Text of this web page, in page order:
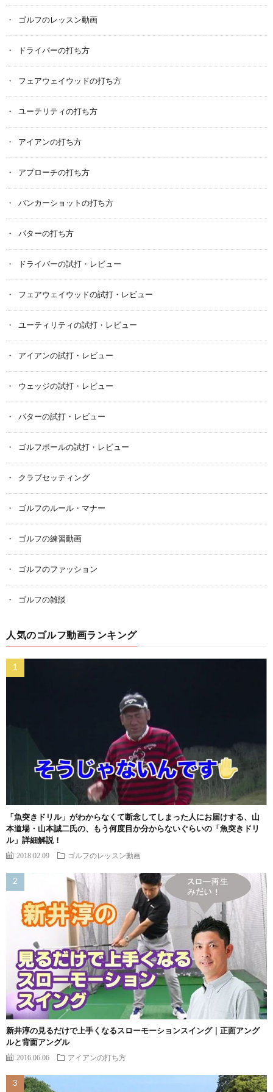
ゴルフのレッスン動画
ドライバーの打ち方
フェアウェイウッドの打ち方
ユーテリティの打ち方
アイアンの打ち方
アプローチの打ち方
バンカーショットの打ち方
パターの打ち方
ドライバーの試打・レビュー
フェアウェイウッドの試打・レビュー
ユーティリティの試打・レビュー
アイアンの試打・レビュー
ウェッジの試打・レビュー
パターの試打・レビュー
ゴルフボールの試打・レビュー
クラブセッティング
ゴルフのルール・マナー
ゴルフの練習動画
ゴルフのファッション
ゴルフの雑談
人気のゴルフ動画ランキング
「魚突きドリル」がわからなくて断念してしまった人にお届けする、山
本道場・山本誠二氏の、もう何度目か分からないぐらいの「魚突きドリ
ル」詳細解説！
2018.02.09 ゴルフのレッスン動画
新井淳の見るだけで上手くなるスローモーションスイング｜正面アング
ルと背面アングル
2016.06.06 アイアンの打ち方